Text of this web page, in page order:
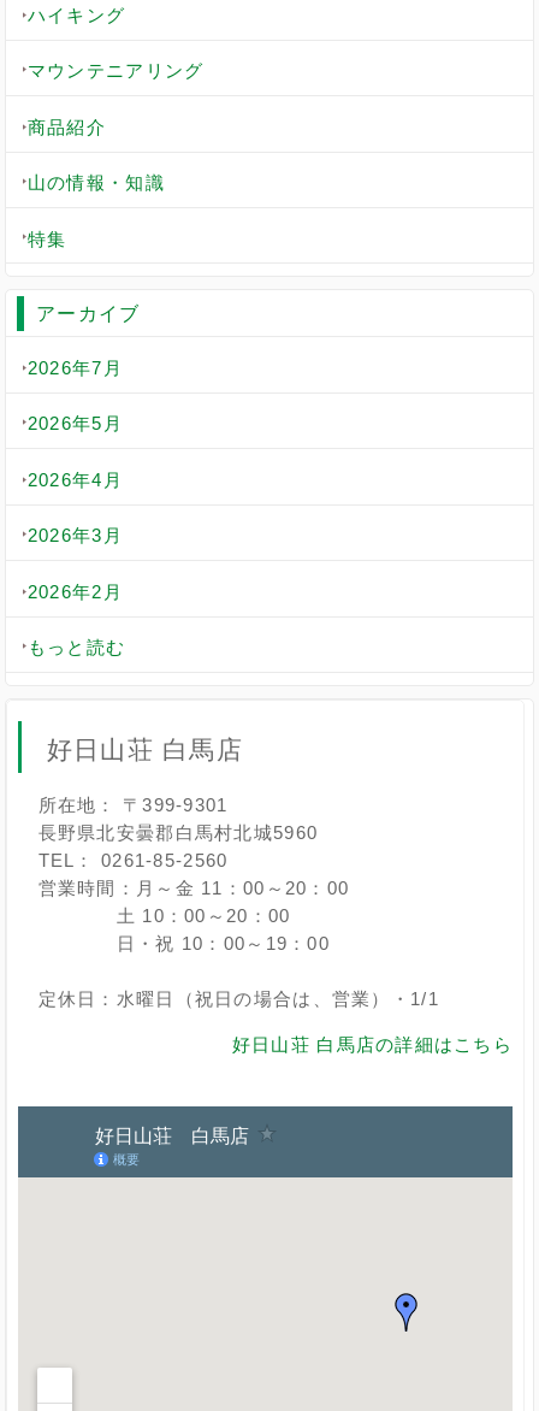
ハイキング
マウンテニアリング
商品紹介
山の情報・知識
特集
アーカイブ
2026年7月
2026年5月
2026年4月
2026年3月
2026年2月
もっと読む
好日山荘 白馬店
所在地： 〒399-9301
長野県北安曇郡白馬村北城5960
TEL： 0261-85-2560
営業時間：月～金 11：00～20：00
土 10：00～20：00
日・祝 10：00～19：00
定休日：水曜日（祝日の場合は、営業）・1/1
好日山荘 白馬店の詳細はこちら